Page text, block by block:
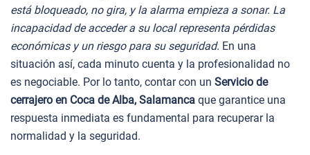
está bloqueado, no gira, y la alarma empieza a sonar. La
incapacidad de acceder a su local representa pérdidas
económicas y un riesgo para su seguridad. En una
situación así, cada minuto cuenta y la profesionalidad no
es negociable. Por lo tanto, contar con un Servicio de
cerrajero en Coca de Alba, Salamanca que garantice una
respuesta inmediata es fundamental para recuperar la
normalidad y la seguridad.